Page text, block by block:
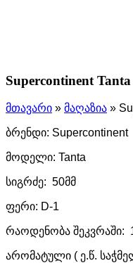
Supercontinent
მთავარი » მაღაზია »
ბრენდი: Supercontinent
მოდელი: Tanta
სიგრძე: 50მმ
ფერი: D-1
რაოდენობა შეკვრაში:
არომატული ( ე.წ.